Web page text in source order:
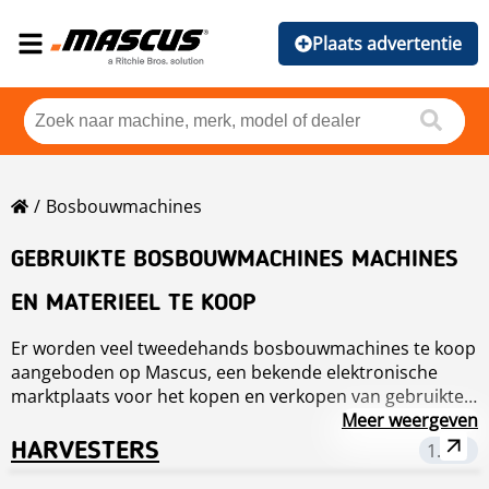
Plaats advertentie
Bosbouwmachines
GEBRUIKTE BOSBOUWMACHINES MACHINES
EN MATERIEEL TE KOOP
Er worden veel tweedehands bosbouwmachines te koop
aangeboden op Mascus, een bekende elektronische
marktplaats voor het kopen en verkopen van gebruikte
bosbouwmachines, onderdelen en accessoires. Om het
zoeken gemakkelijker te maken, zijn alle
bosbouwmachines die te koop worden aangeboden
Meer weergeven
HARVESTERS 1.781